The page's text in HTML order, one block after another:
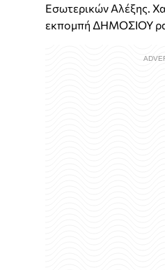
Εσωτερικών Αλέξης.
εκπομπή ΔΗΜΟΣΙΟΥ